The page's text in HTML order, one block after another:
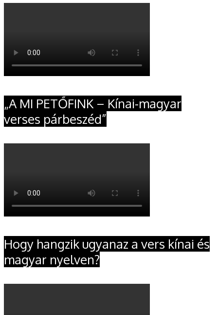
„A MI PETŐFINK – Kínai-magyar
verses párbeszéd”
Hogy hangzik ugyanaz a vers kínai és
magyar nyelven?